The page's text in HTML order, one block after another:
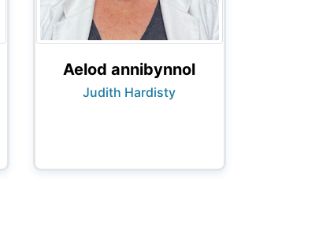
Aelod annibynnol
Judith Hardisty